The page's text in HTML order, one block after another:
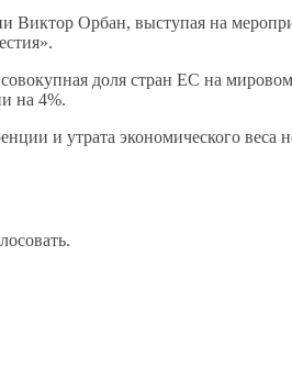
Виктор Орбан, выступая на
доля стран ЕС на
на 4%.
и утрата экономического веса